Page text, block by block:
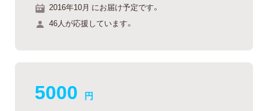
2016年10月 にお届け予定です。
46人が応援しています。
5000 円